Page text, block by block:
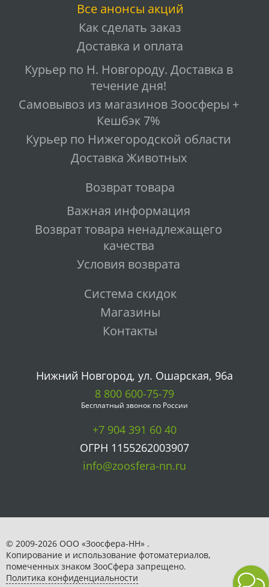
Все анонсы акций
Как сделать заказ
Доставка и оплата
Курьер по Н. Новгороду. Доставка в
течение дня!
Самовывоз из магазинов Зоосферы +
Кешбэк 7%
Курьер по Нижегородской области
Доставка Животных
Возврат товара
Важная информация
Возврат товара ненадлежащего
качества
Условия возврата
Система скидок
Магазины
Контакты
Нижний Новгород, ул. Ошарская, 96а
8 800 600-75-79
Бесплатный звонок по России
+7 904 391 60 40
ОГРН 1155262003907
info@zoosfera-nn.ru
© 2009-2026 ООО «Зоосфера-НН» .
Копирование и использование фотоматериалов,
помеченных знаком ЗooСфера запрещено.
Политика конфиденциальности